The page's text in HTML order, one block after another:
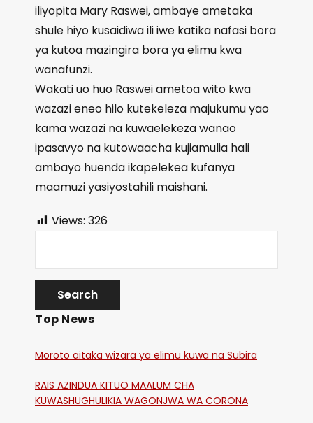
iliyopita Mary Raswei, ambaye ametaka
shule hiyo kusaidiwa ili iwe katika nafasi bora
ya kutoa mazingira bora ya elimu kwa
wanafunzi.
Wakati uo huo Raswei ametoa wito kwa
wazazi eneo hilo kutekeleza majukumu yao
kama wazazi na kuwaelekeza wanao
ipasavyo na kutowaacha kujiamulia hali
ambayo huenda ikapelekea kufanya
maamuzi yasiyostahili maishani.
Views: 326
Top News
Moroto aitaka wizara ya elimu kuwa na Subira
RAIS AZINDUA KITUO MAALUM CHA
KUWASHUGHULIKIA WAGONJWA WA CORONA